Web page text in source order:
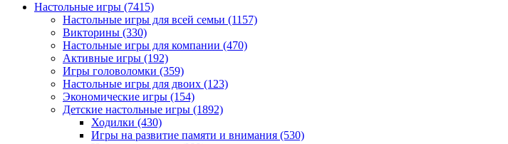
Настольные игры (7415)
Настольные игры для всей семьи (1157)
Викторины (330)
Настольные игры для компании (470)
Активные игры (192)
Игры головоломки (359)
Настольные игры для двоих (123)
Экономические игры (154)
Детские настольные игры (1892)
Ходилки (430)
Игры на развитие памяти и внимания (530)